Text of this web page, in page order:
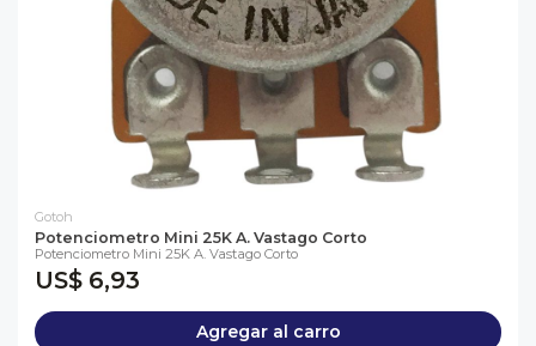
Gotoh
Potenciometro Mini 25K A. Vastago Corto
Potenciometro Mini 25K A. Vastago Corto
US$ 6,93
Agregar al carro